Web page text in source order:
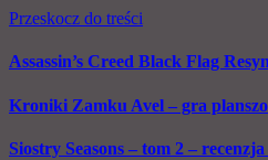
Przeskocz do treści
Assassin’s Creed Black Flag
Kroniki Zamku Avel – gra
Siostry Seasons – tom 2 –